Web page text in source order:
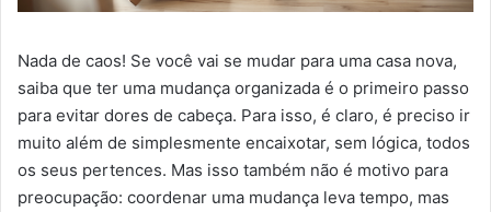
Nada de caos! Se você vai se mudar para uma casa nova,
saiba que ter uma mudança organizada é o primeiro passo
para evitar dores de cabeça. Para isso, é claro, é preciso ir
muito além de simplesmente encaixotar, sem lógica, todos
os seus pertences. Mas isso também não é motivo para
preocupação: coordenar uma mudança leva tempo, mas